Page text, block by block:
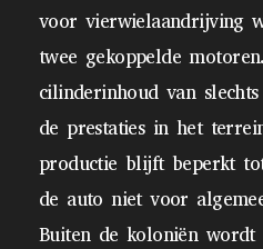
voor vierwielaandrijving
twee gekoppelde
cilinderinhoud van
de prestaties in het
productie blijft beperkt
de auto niet voor
Buiten de koloniën wordt